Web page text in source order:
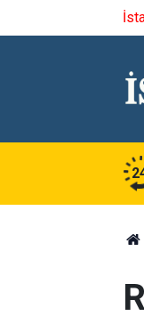
Ticaret ve Sanayi